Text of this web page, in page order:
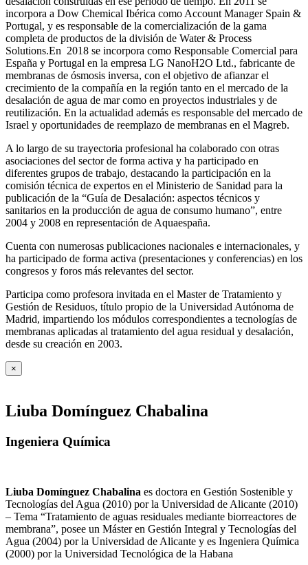
incorpora a Dow Chemical Ibérica como Account Manager Spain &
Portugal, y es responsable de la comercialización de la gama
completa de productos de la división de Water & Process
Solutions.En 2018 se incorpora como Responsable Comercial para
España y Portugal en la empresa LG NanoH2O Ltd., fabricante de
membranas de ósmosis inversa, con el objetivo de afianzar el
crecimiento de la compañía en la región tanto en el mercado de la
desalación de agua de mar como en proyectos industriales y de
reutilización. En la actualidad además es responsable del mercado de
Israel y oportunidades de reemplazo de membranas en el Magreb.
A lo largo de su trayectoria profesional ha colaborado con otras
asociaciones del sector de forma activa y ha participado en
diferentes grupos de trabajo, destacando la participación en la
comisión técnica de expertos en el Ministerio de Sanidad para la
publicación de la “Guía de Desalación: aspectos técnicos y
sanitarios en la producción de agua de consumo humano”, entre
2004 y 2008 en representación de Aquaespaña.
Cuenta con numerosas publicaciones nacionales e internacionales, y
ha participado de forma activa (presentaciones y conferencias) en los
congresos y foros más relevantes del sector.
Participa como profesora invitada en el Master de Tratamiento y
Gestión de Residuos, título propio de la Universidad Autónoma de
Madrid, impartiendo los módulos correspondientes a tecnologías de
membranas aplicadas al tratamiento del agua residual y desalación,
desde su creación en 2003.
×
Liuba Domínguez Chabalina
Ingeniera Química
Liuba Domínguez Chabalina es doctora en Gestión Sostenible y
Tecnologías del Agua (2010) por la Universidad de Alicante (2010)
– Tema “Tratamiento de aguas residuales mediante biorreactores de
membrana”, posee un Máster en Gestión Integral y Tecnologías del
Agua (2004) por la Universidad de Alicante y es Ingeniera Química
(2000) por la Universidad Tecnológica de la Habana